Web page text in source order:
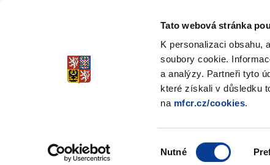
Tato webová stránka
K personalizaci obsahu,
soubory cookie.
a analýzy. Partneři tyto
které získali v důsledku
na mfcr.cz/cookies.
souhlasu
Nutné
Fondy EHP a
ZVOLTE SI OBLAST:
SOCIÁLNÍ DIALOG ŽIVOTNÍ PROSTŘEDÍ